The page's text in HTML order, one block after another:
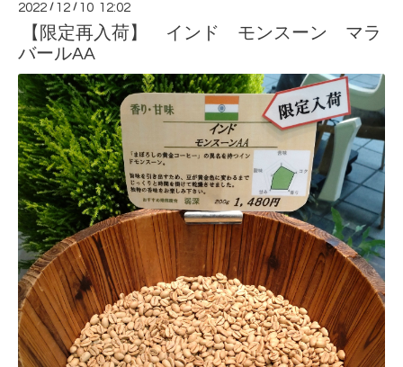
2022 / 12 / 10 12:02
【限定再入荷】 インド モンスーン マラ
バールAA